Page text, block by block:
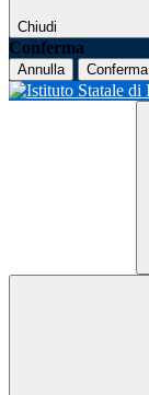
Chiudi
Conferma
Annulla Conferma